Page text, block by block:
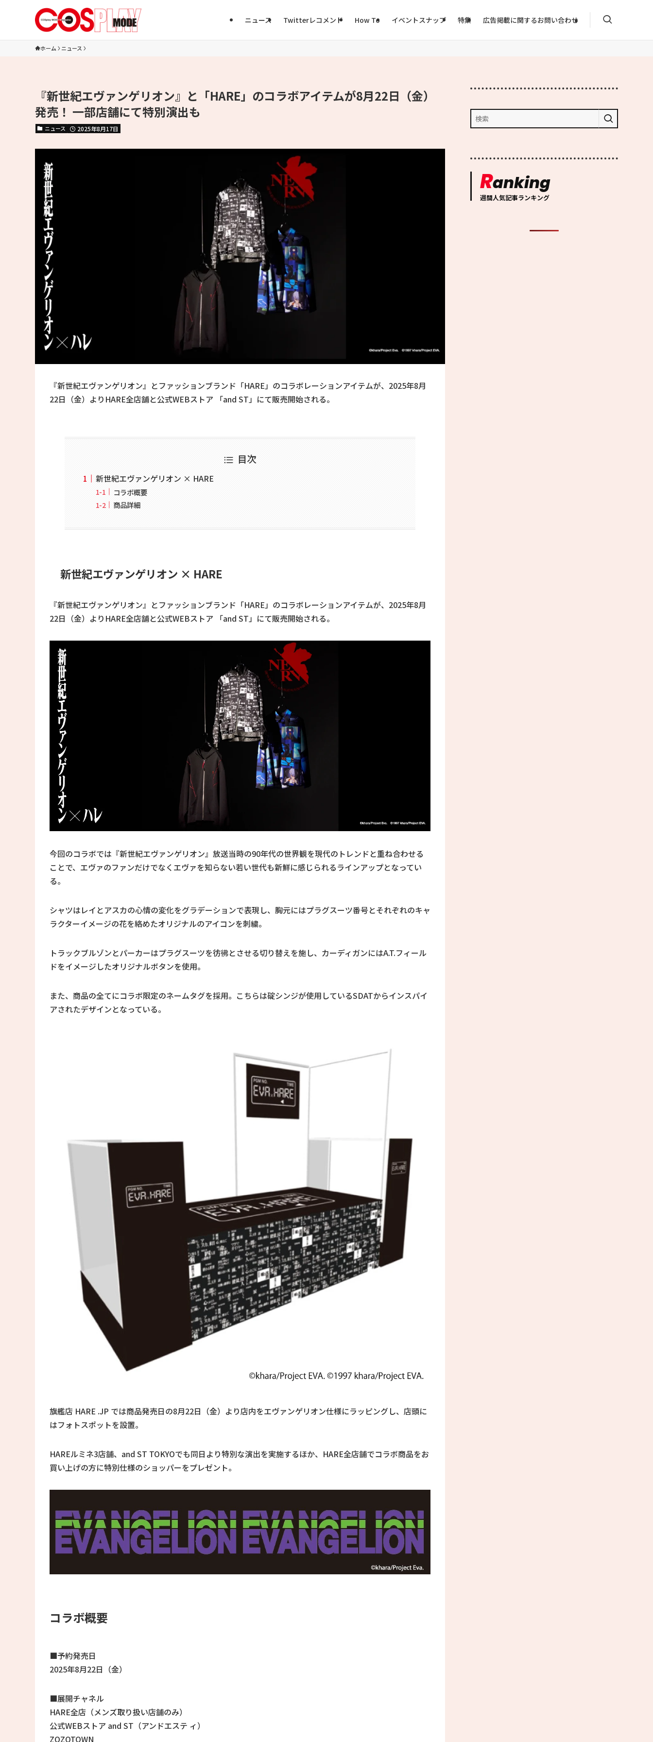
ニュース Twitterレコメンド How To イベントスナップ 特集 広告掲載に関するお問い合わせ
ホーム ニュース
『新世紀エヴァンゲリオン』と「HARE」のコラボアイテムが8月22日（金）
発売！ 一部店舗にて特別演出も
ニュース 2025年8月17日
『新世紀エヴァンゲリオン』とファッションブランド「HARE」のコラボレーションアイテムが、2025年8月
22日（金）よりHARE全店舗と公式WEBストア 「and ST」にて販売開始される。
目次
新世紀エヴァンゲリオン × HARE
コラボ概要
商品詳細
新世紀エヴァンゲリオン × HARE
『新世紀エヴァンゲリオン』とファッションブランド「HARE」のコラボレーションアイテムが、2025年8月
22日（金）よりHARE全店舗と公式WEBストア 「and ST」にて販売開始される。
今回のコラボでは『新世紀エヴァンゲリオン』放送当時の90年代の世界観を現代のトレンドと重ね合わせる
ことで、エヴァのファンだけでなくエヴァを知らない若い世代も新鮮に感じられるラインアップとなってい
る。
シャツはレイとアスカの心情の変化をグラデーションで表現し、胸元にはプラグスーツ番号とそれぞれのキャ
ラクターイメージの花を絡めたオリジナルのアイコンを刺繍。
トラックブルゾンとパーカーはプラグスーツを彷彿とさせる切り替えを施し、カーディガンにはA.T.フィール
ドをイメージしたオリジナルボタンを使用。
また、商品の全てにコラボ限定のネームタグを採用。こちらは碇シンジが使用しているSDATからインスパイ
アされたデザインとなっている。
旗艦店 HARE .JP では商品発売日の8月22日（金）より店内をエヴァンゲリオン仕様にラッピングし、店頭に
はフォトスポットを設置。
HAREルミネ3店舗、and ST TOKYOでも同日より特別な演出を実施するほか、HARE全店舗でコラボ商品をお
買い上げの方に特別仕様のショッパーをプレゼント。
コラボ概要
■予約発売日
2025年8月22日（金）
■展開チャネル
HARE全店（メンズ取り扱い店舗のみ）
公式WEBストア and ST（アンドエステ ィ）
ZOZOTOWN
Ranking
週間人気記事ランキング